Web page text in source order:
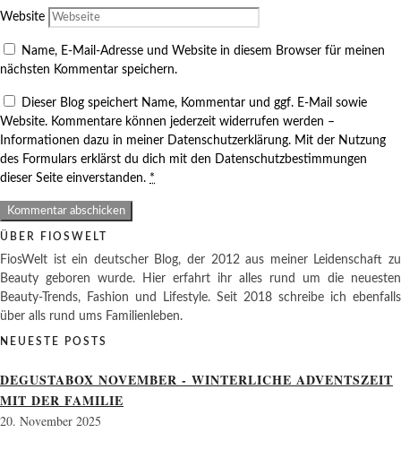
Website
Name, E-Mail-Adresse und Website in diesem Browser für meinen
nächsten Kommentar speichern.
Dieser Blog speichert Name, Kommentar und ggf. E-Mail sowie
Website. Kommentare können jederzeit widerrufen werden –
Informationen dazu in meiner Datenschutzerklärung. Mit der Nutzung
des Formulars erklärst du dich mit den Datenschutzbestimmungen
dieser Seite einverstanden. *
ÜBER FIOSWELT
FiosWelt ist ein deutscher Blog, der 2012 aus meiner Leidenschaft zu
Beauty geboren wurde. Hier erfahrt ihr alles rund um die neuesten
Beauty-Trends, Fashion und Lifestyle. Seit 2018 schreibe ich ebenfalls
über alls rund ums Familienleben.
NEUESTE POSTS
DEGUSTABOX NOVEMBER - WINTERLICHE ADVENTSZEIT
MIT DER FAMILIE
20. November 2025